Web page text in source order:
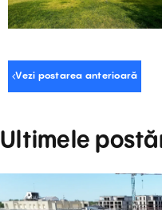
Vezi postarea anterioară
Ultimele